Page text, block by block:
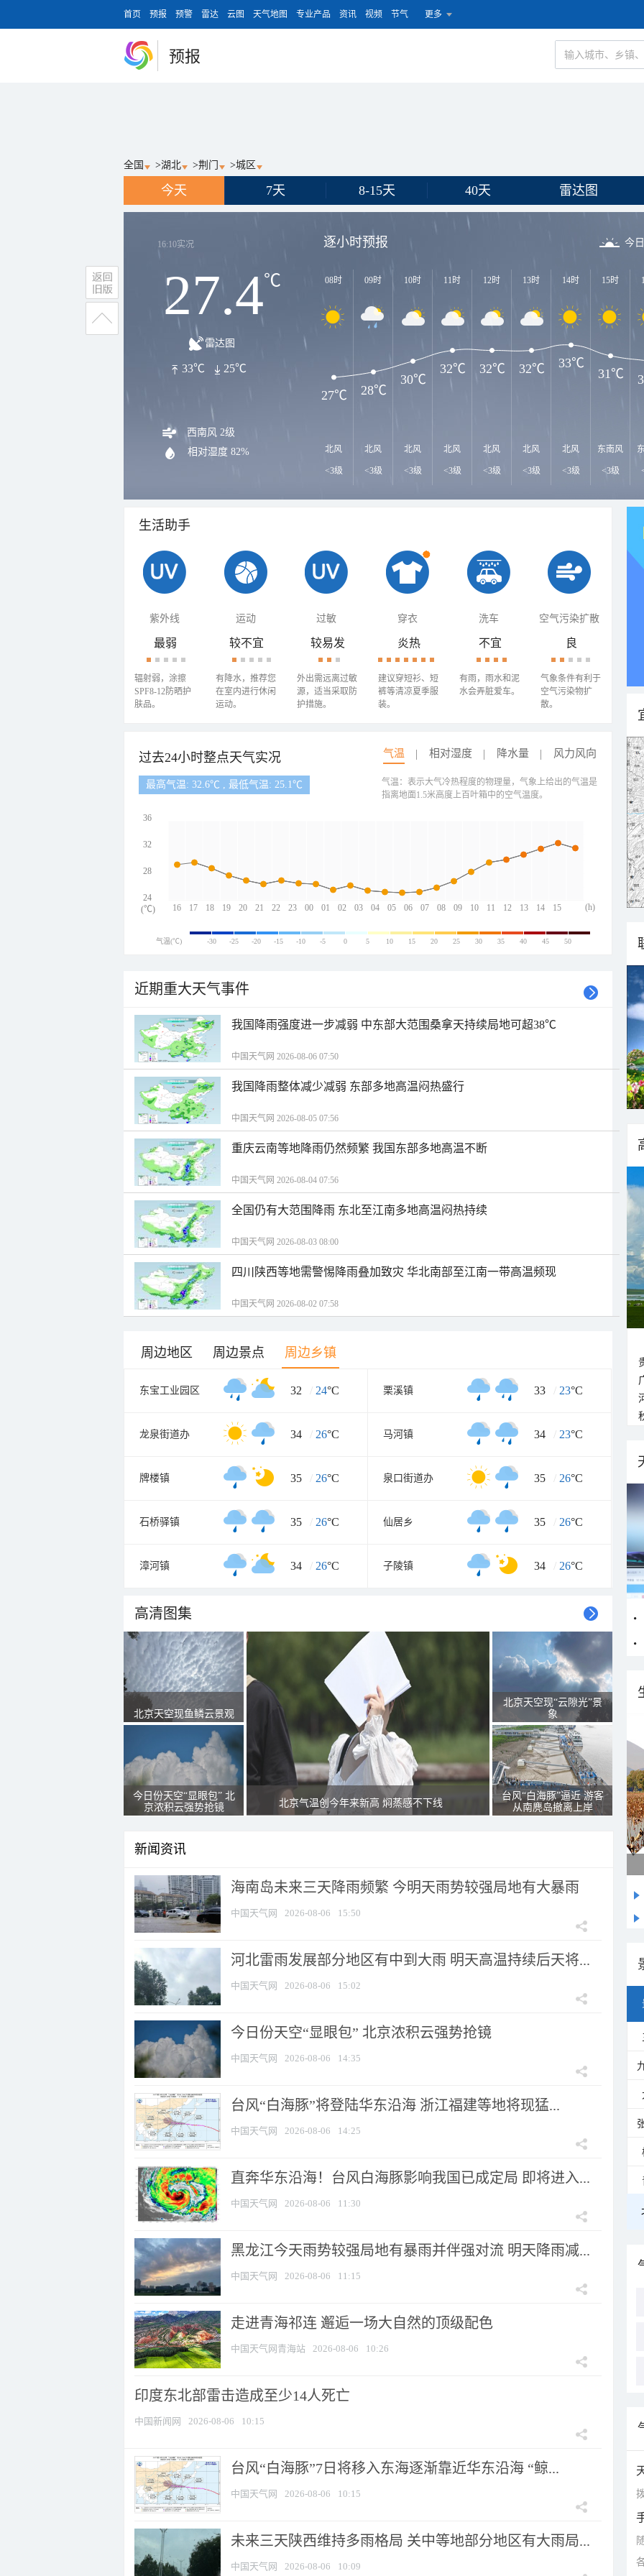
首页 预报 预警 雷达 云图 天气地图 专业产品 资讯 视频 节气 更多
预报
全国 >湖北 >荆门 >城区
今天 7天 8-15天 40天 雷达图
16:10实况
27.4℃
雷达图
33℃ 25℃
西南风 2级
相对湿度 82%
逐小时预报 今
08时
北风
<3级
09时
北风
<3级
10时
北风
<3级
11时
北风
<3级
12时
北风
<3级
13时
北风
<3级
14时
北风
<3级
15时
东南风
<3级
27℃ 28℃
30℃
32℃ 32℃ 32℃ 33℃
31℃
生活助手
紫外线 运动 过敏 穿衣 洗车 空气污染扩散
最弱
辐射弱，涂擦
SPF8-12防晒护
肤品。
较不宜
有降水，推荐您
在室内进行休闲
运动。
较易发
外出需远离过敏
源，适当采取防
护措施。
炎热
建议穿短衫、短
裤等清凉夏季服
装。
不宜
有雨，雨水和泥
水会弄脏爱车。
良
气象条件有利于
空气污染物扩
散。
过去24小时整点天气实况 气温 相对湿度 降水量 风力风向
最高气温: 32.6℃ , 最低气温: 25.1℃
16 17 18 19 20 21 22 23 00 01 02 03 04 05 06 07 08 09 10 11 12 13 14 15
36
32
28
24
(h)
(℃)
气温：表示大气冷热程度的物理量，气象上给出的气温是
指离地面1.5米高度上百叶箱中的空气温度。
气温(℃) -30 -25 -20 -15 -10 -5 0 5 10 15 20 25 30 35 40 45 50
近期重大天气事件
我国降雨强度进一步减弱 中东部大范围桑拿天持续局地可超38℃
中国天气网 2026-08-06 07:50
我国降雨整体减少减弱 东部多地高温闷热盛行
中国天气网 2026-08-05 07:56
重庆云南等地降雨仍然频繁 我国东部多地高温不断
中国天气网 2026-08-04 07:56
全国仍有大范围降雨 东北至江南多地高温闷热持续
中国天气网 2026-08-03 08:00
四川陕西等地需警惕降雨叠加致灾 华北南部至江南一带高温频现
中国天气网 2026-08-02 07:58
周边地区 周边景点 周边乡镇
东宝工业园区 32 / 24°C 栗溪镇 33 / 23°C
龙泉街道办 34 / 26°C 马河镇 34 / 23°C
牌楼镇 35 / 26°C 泉口街道办 35 / 26°C
石桥驿镇 35 / 26°C 仙居乡 35 / 26°C
漳河镇 34 / 26°C 子陵镇 34 / 26°C
高清图集
北京天空现鱼鳞云景观
今日份天空“显眼包” 北
京浓积云强势抢镜
北京气温创今年来新高 焖蒸感不下线
北京天空现“云隙光”景
象
台风“白海豚”逼近 游客
从南麂岛撤离上岸
新闻资讯
海南岛未来三天降雨频繁 今明天雨势较强局地有大暴雨
中国天气网 2026-08-06 15:50
河北雷雨发展部分地区有中到大雨 明天高温持续后天将...
中国天气网 2026-08-06 15:02
今日份天空“显眼包” 北京浓积云强势抢镜
中国天气网 2026-08-06 14:35
台风“白海豚”将登陆华东沿海 浙江福建等地将现猛...
中国天气网 2026-08-06 14:25
直奔华东沿海！台风白海豚影响我国已成定局 即将进入...
中国天气网 2026-08-06 11:30
黑龙江今天雨势较强局地有暴雨并伴强对流 明天降雨减...
中国天气网 2026-08-06 11:15
走进青海祁连 邂逅一场大自然的顶级配色
中国天气网青海站 2026-08-06 10:26
印度东北部雷击造成至少14人死亡
中国新闻网 2026-08-06 10:15
台风“白海豚”7日将移入东海逐渐靠近华东沿海 “鲸...
中国天气网 2026-08-06 10:15
未来三天陕西维持多雨格局 关中等地部分地区有大雨局...
中国天气网 2026-08-06 10:09